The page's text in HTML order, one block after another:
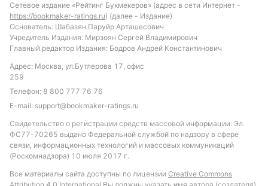
забьют», учитывая высокую вероятность
результативных действий с обеих сторон. Также
интересным вариантом может стать ставка на
тотал больше 1.5 голов, учитывая средний
показатель голов в лиге и атакующий потенциал
хозяев. Такой подход позволит максимально
использовать статистические данные и
особенности команд в предстоящем матче.
Обновлено:
Сетевое издание «Рейтинг Букмекеров» (адрес в сети Интернет -
https://bookmaker-ratings.ru) (далее - Издание)
Основатель: Шабазян Паруйр Арташесович
Учредитель Издания: Мирзоян Сергей Владимирович
Главный редактор Издания: Бодров Андрей Константинович
Адрес: Москва, ул.Бутлерова 17, офис
259
Телефон: 8 800 777 76 76
E-mail: support@bookmaker-ratings.ru
Свидетельство о регистрации средств массовой информации: Эл
ФС77-70265 выдано Федеральной службой по надзору в сфере
связи, информационных технологий и массовых коммуникаций
(Роскомнадзора) 10 июля 2017 г.
Все материалы сайта доступны по лицензии Creative Commons